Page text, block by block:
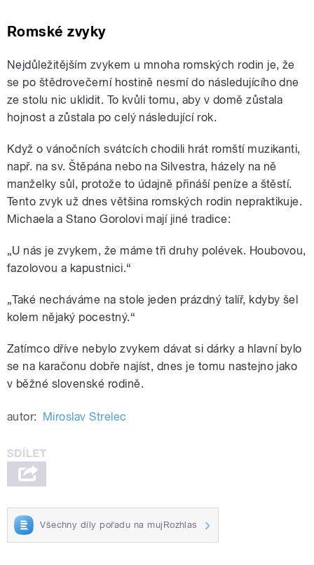
Romské zvyky
Nejdůležitějším zvykem u mnoha romských rodin je, že
se po štědrovečerní hostině nesmí do následujícího dne
ze stolu nic uklidit. To kvůli tomu, aby v domě zůstala
hojnost a zůstala po celý následující rok.
Když o vánočních svátcích chodili hrát romští muzikanti,
např. na sv. Štěpána nebo na Silvestra, házely na ně
manželky sůl, protože to údajně přináší peníze a štěstí.
Tento zvyk už dnes většina romských rodin nepraktikuje.
Michaela a Stano Gorolovi mají jiné tradice:
„U nás je zvykem, že máme tři druhy polévek. Houbovou,
fazolovou a kapustnici.“
„Také necháváme na stole jeden prázdný talíř, kdyby šel
kolem nějaký pocestný.“
Zatímco dříve nebylo zvykem dávat si dárky a hlavní bylo
se na karačonu dobře najíst, dnes je tomu nastejno jako
v běžné slovenské rodině.
autor: Miroslav Strelec
Všechny díly pořadu na mujRozhlas